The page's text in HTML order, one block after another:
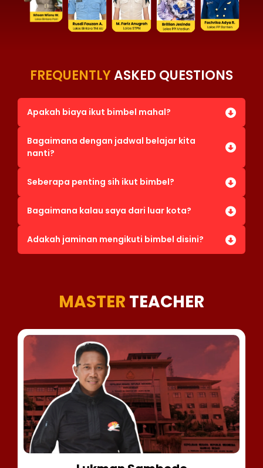
FREQUENTLYASKED QUESTIONS
Apakah biaya ikut bimbel mahal?
Bagaimana dengan jadwal belajar kita
nanti?
Seberapa penting sih ikut bimbel?
Bagaimana kalau saya dari luar kota?
Adakah jaminan mengikuti bimbel disini?
MASTER TEACHER